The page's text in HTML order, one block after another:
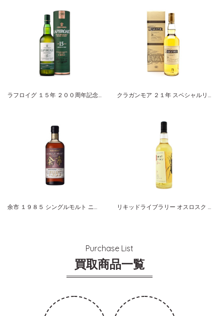
ラフロイグ １５年 ２００周年記念ボトル クラガンモア ２１年 スペシャルリリース
余市 １９８５ シングルモルト ニッカ リキッドライブラリー オスロスク １７年
Purchase List
買取商品一覧